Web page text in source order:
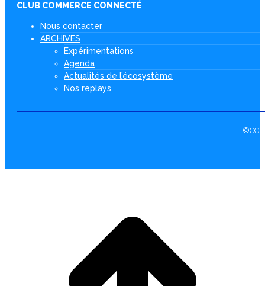
CLUB COMMERCE CONNECTÉ
Nous contacter
ARCHIVES
Expérimentations
Agenda
Actualités de l’écosystème
Nos replays
©CCI